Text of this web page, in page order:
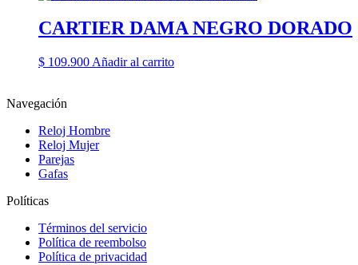
CARTIER DAMA NEGRO DORADO
$ 109.900 Añadir al carrito
Navegación
Reloj Hombre
Reloj Mujer
Parejas
Gafas
Políticas
Términos del servicio
Política de reembolso
Política de privacidad